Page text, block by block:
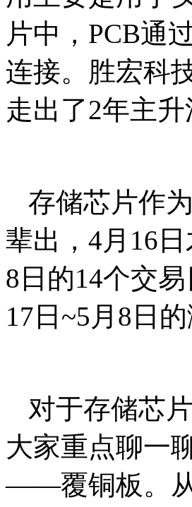
片中，PCB通
连接。胜宏科
走出了2年主升
存储芯片作
辈出，4月16
8日的14个交
17日~5月8日
对于存储芯
大家重点聊一
——覆铜板。从